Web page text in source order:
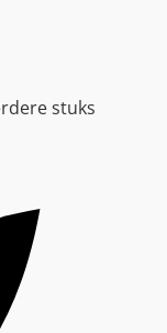
stuks